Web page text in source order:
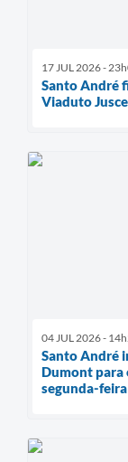
17 JUL 2026 -
Santo André
Viaduto
04 JUL 2026 -
Santo André
Dumont para
segunda-feira